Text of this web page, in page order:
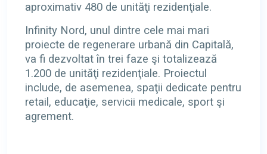
aproximativ 480 de unităţi rezidenţiale.
Infinity Nord, unul dintre cele mai mari
proiecte de regenerare urbană din Capitală,
va fi dezvoltat în trei faze şi totalizează
1.200 de unităţi rezidenţiale. Proiectul
include, de asemenea, spaţii dedicate pentru
retail, educaţie, servicii medicale, sport şi
agrement.